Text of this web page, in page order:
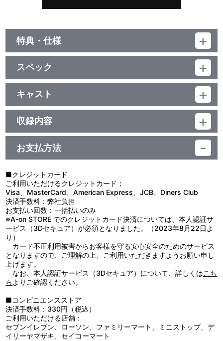
特典・仕様
初回生産分限定封入特典
ラブライブ！サンシャイン！！ Aqours EXTRA LoveLive! ～
DREAMY CONCERT 2021～ 最速先行抽選申込券
封入特典
豪華ブックレット
他、仕様
BOX／描き下ろしイラストジャケット
スペック
品番：LACA-39860
ジャンル：国内アニメ音楽
アルバム
2CD+Blu-ray／171分
キャスト
Aqours
収録内容
お支払方法
■クレジットカード
ご利用いただけるクレジットカード：
Visa、MasterCard、American Express、JCB、Diners Club
決済手数料：弊社負担
お支払い回数：一括払いのみ
※A-on STORE でのクレジットカード決済については、本人認証サ
ービス（3Dセキュア）が必須となりました。（2023年8月22日よ
り）
カード不正利用被害からお客様を守る安心安全のためのサービス
となりますので、ご理解の上、ご利用いただきますようお願い申し
上げます。
なお、本人認証サービス（3Dセキュア）について、詳しくはこち
ら よりご確認ください。
■コンビニエンスストア
決済手数料：330円（税込）
ご利用いただける店舗：
セブンイレブン、ローソン、ファミリーマート、ミニストップ、デ
イリーヤマザキ、セイコーマート